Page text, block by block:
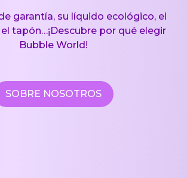
garantía, su líquido ecológico, el
tapón…¡Descubre por qué elegir
Bubble World!
SOBRE NOSOTROS